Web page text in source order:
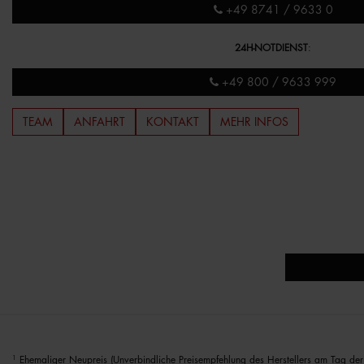
+49 8741 / 9633 0
24H-NOTDIENST:
+49 800 / 9633 999
TEAM ANFAHRT KONTAKT MEHR INFOS
Ehemaliger Neupreis (Unverbindliche Preisempfehlung des Herstellers am Tag der